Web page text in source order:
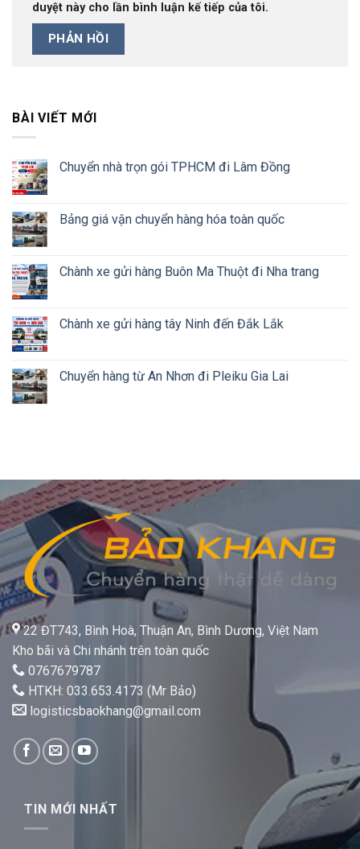
duyệt này cho lần bình luận kế tiếp của tôi.
BÀI VIẾT MỚI
Chuyển nhà trọn gói TPHCM đi Lâm Đồng
Bảng giá vận chuyển hàng hóa toàn quốc
Chành xe gửi hàng Buôn Ma Thuột đi Nha trang
Chành xe gửi hàng tây Ninh đến Đắk Lắk
Chuyển hàng từ An Nhơn đi Pleiku Gia Lai
22 ĐT743, Bình Hoà, Thuận An, Bình Dương, Việt Nam
Kho bãi và Chi nhánh trên toàn quốc
0767679787
HTKH: 033.653.4173 (Mr Bảo)
logisticsbaokhang@gmail.com
TIN MỚI NHẤT